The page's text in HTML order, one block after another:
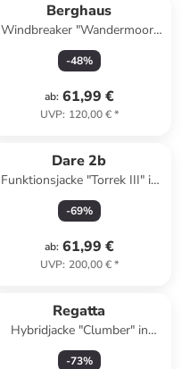
Berghaus
Windbreaker "Wandermoor"
in Lila
-48%
ab: 61,99 €
UVP: 120,00 €*
Dare 2b
Funktionsjacke "Torrek III" in
Bordeaux
-69%
ab: 61,99 €
UVP: 200,00 €*
Regatta
Hybridjacke "Clumber" in
Anthrazit
-73%